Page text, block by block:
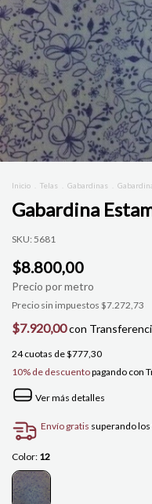
Inicio Telas Gabardinas
Gabardina
SKU: 5681
$8.800,00
Precio sin impuestos $7.272,73
$7.920,00con
24 cuotas de$777,30
10% de descuentopagando con
Ver más detalles
Envío gratis superando los
Color: 12